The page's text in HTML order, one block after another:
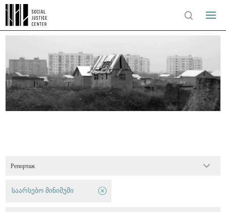
Репортаж
საარსებო მინიმუმი